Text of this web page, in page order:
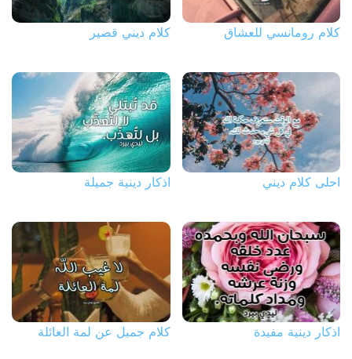
كلام رومانسي للعشاق كلام ديني قصير
احلى كلام ديني اذكار دينية جميلة
اذكار دينية مفيدة كلام جميل عن لمة العائلة